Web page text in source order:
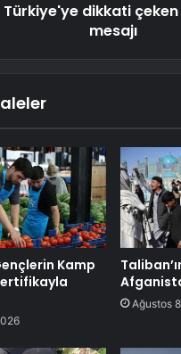
Türkiye'ye dikkati
mesajı
Kamp
Ağustos